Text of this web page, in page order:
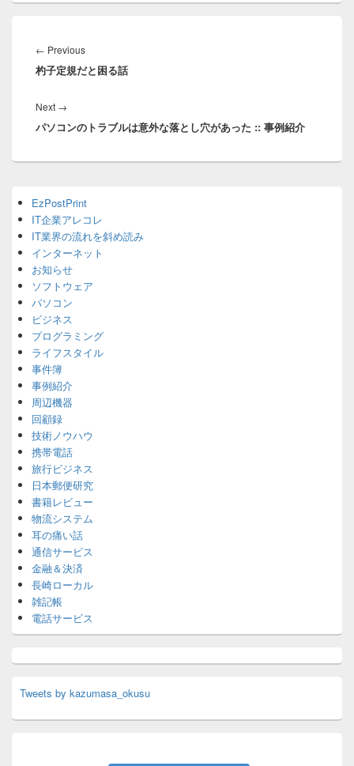
稿
ナ
ゲ
シ
← PreviousPrevious
post:
杓子定規だと困る話
Next →
post:
パソコンのトラブルは意外な落とし穴があった :: 事例紹介
Sidebar
Widget
Area
EzPostPrint
IT企業アレコレ
IT業界の流れを斜め読み
インターネット
お知らせ
ソフトウェア
パソコン
ビジネス
プログラミング
ライフスタイル
事件簿
事例紹介
周辺機器
回顧録
技術ノウハウ
携帯電話
旅行ビジネス
日本郵便研究
書籍レビュー
物流システム
耳の痛い話
通信サービス
金融＆決済
長崎ローカル
雑記帳
電話サービス
Tweets by kazumasa_okusu